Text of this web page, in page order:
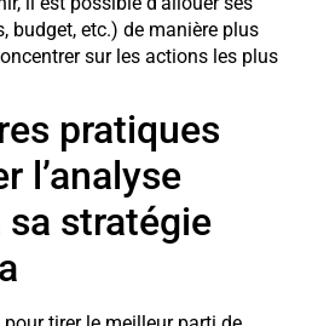
budget, etc.) de manière plus
sur les actions les plus
pratiques
l’analyse
stratégie